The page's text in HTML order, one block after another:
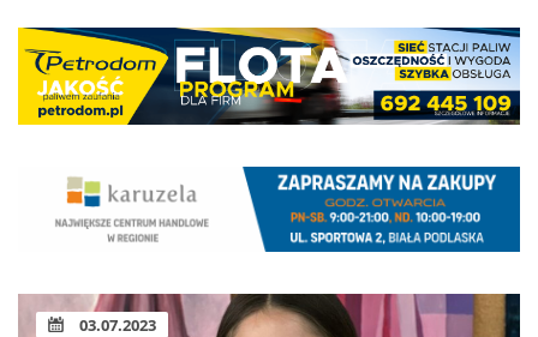
03.07.2023